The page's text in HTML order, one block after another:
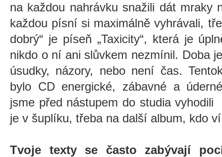
na každou nahrávku snažili dát mraky
každou písní si maximálně vyhrávali,
dobrý“ je píseň „Taxicity“, která je
nikdo o ní ani slůvkem nezmínil. Doba
úsudky, názory, nebo není čas.
bylo CD energické, zábavné a
jsme před nástupem do studia
je v šuplíku, třeba na další album, kdo
Tvoje texty se často zabývají